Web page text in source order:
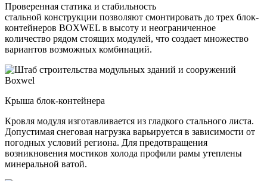
Проверенная статика и стабильность
стальной конструкции позволяют смонтировать до трех блок-
контейнеров BOXWEL в высоту и неограниченное
количество рядом стоящих модулей, что создает множество
вариантов возможных комбинаций.
Крыша блок-контейнера
Кровля модуля изготавливается из гладкого стального листа.
Допустимая снеговая нагрузка варьируется в зависимости от
погодных условий региона. Для предотвращения
возникновения мостиков холода профили рамы утеплены
минеральной ватой.